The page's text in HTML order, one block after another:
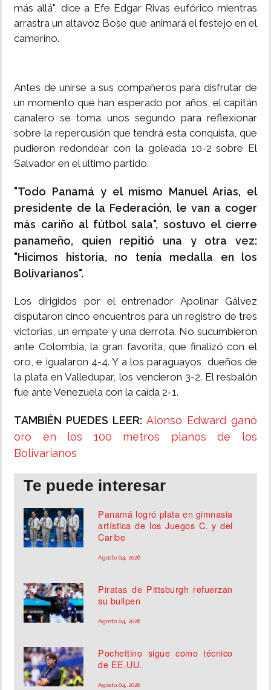
más allá", dice a Efe Edgar Rivas eufórico mientras
arrastra un altavoz Bose que animará el festejo en el
camerino.
Antes de unirse a sus compañeros para disfrutar de
un momento que han esperado por años, el capitán
canalero se toma unos segundo para reflexionar
sobre la repercusión que tendrá esta conquista, que
pudieron redondear con la goleada 10-2 sobre El
Salvador en el último partido.
"Todo Panamá y el mismo Manuel Arias, el
presidente de la Federación, le van a coger
más cariño al fútbol sala", sostuvo el cierre
panameño, quien repitió una y otra vez:
"Hicimos historia, no tenía medalla en los
Bolivarianos".
Los dirigidos por el entrenador Apolinar Gálvez
disputaron cinco encuentros para un registro de tres
victorias, un empate y una derrota. No sucumbieron
ante Colombia, la gran favorita, que finalizó con el
oro, e igualaron 4-4. Y a los paraguayos, dueños de
la plata en Valledupar, los vencieron 3-2. El resbalón
fue ante Venezuela con la caída 2-1.
TAMBIÉN PUEDES LEER: Alonso Edward ganó
oro en los 100 metros planos de los
Bolivarianos
Te puede interesar
Panamá logró plata en gimnasia
artística de los Juegos C. y del
Caribe
Agosto 04, 2026
Piratas de Pittsburgh refuerzan
su bullpen
Agosto 04, 2026
Pochettino sigue como técnico
de EE.UU.
Agosto 04, 2026